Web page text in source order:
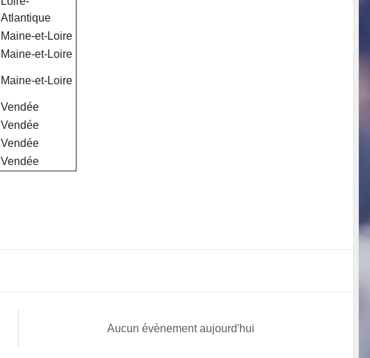
Atlantique
Maine-et-Loire
Maine-et-Loire
Maine-et-Loire
Vendée
Vendée
Vendée
Vendée
Aucun évènement aujourd'hui